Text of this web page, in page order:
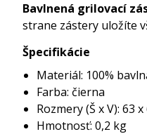
Bavlnená grilovací
strane zástery uložíte
Špecifikácie
Materiál: 100%
Farba: čierna
Rozmery (Š x V): 63 x
Hmotnosť: 0,2 kg